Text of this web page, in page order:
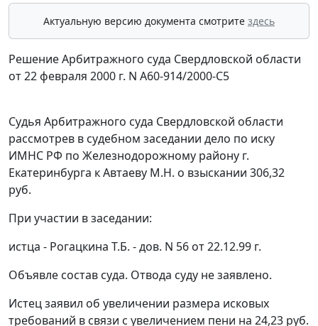
Актуальную версию документа смотрите здесь
Решение Арбитражного суда Свердловской области
от 22 февраля 2000 г. N А60-914/2000-С5
Судья Арбитражного суда Свердловской области
рассмотрев в судебном заседании дело по иску
ИМНС РФ по Железнодорожному району г.
Екатеринбурга к Автаеву М.Н. о взыскании 306,32
руб.
При участии в заседании:
истца - Рогацкина Т.Б. - дов. N 56 от 22.12.99 г.
Объявле состав суда. Отвода суду не заявлено.
Истец заявил об увеличении размера исковых
требований в связи с увеличением пени на 24,23 руб.